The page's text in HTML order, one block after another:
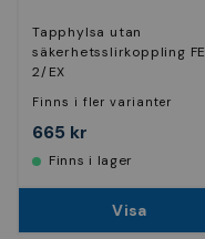
Tapphylsa utan
säkerhetsslirkoppling FE
2/EX
Finns i fler varianter
665 kr
Finns i lager
Visa